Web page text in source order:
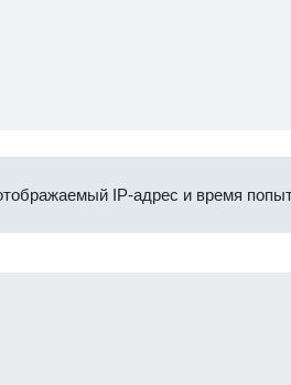
IP-адрес и время